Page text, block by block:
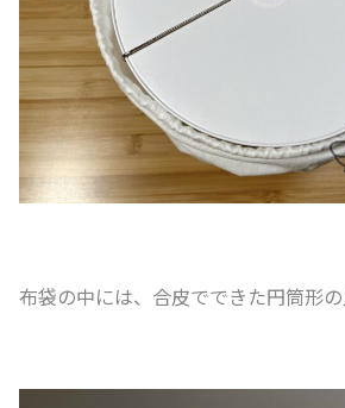
布袋の中には、合皮でできた円筒形の